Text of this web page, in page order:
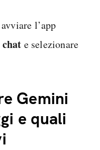
l’app
e selezionare
Gemini
e quali